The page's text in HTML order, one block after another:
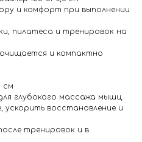
и комфорт при выполнении
пилатеса и тренировок на
очищается и компактно
см
глубокого массажа мышц.
ускорить восстановление и
тренировок и в